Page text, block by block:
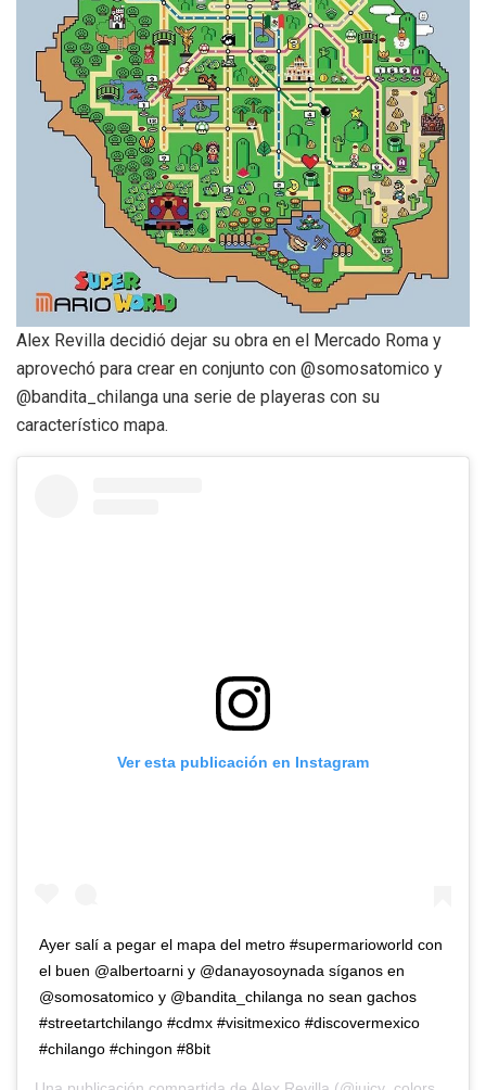
Alex Revilla decidió dejar su obra en el Mercado Roma y
aprovechó para crear en conjunto con @somosatomico y
@bandita_chilanga una serie de playeras con su
característico mapa.
Ver esta publicación en Instagram
Ayer salí a pegar el mapa del metro #supermarioworld con
el buen @albertoarni y @danayosoynada síganos en
@somosatomico y @bandita_chilanga no sean gachos
#streetartchilango #cdmx #visitmexico #discovermexico
#chilango #chingon #8bit